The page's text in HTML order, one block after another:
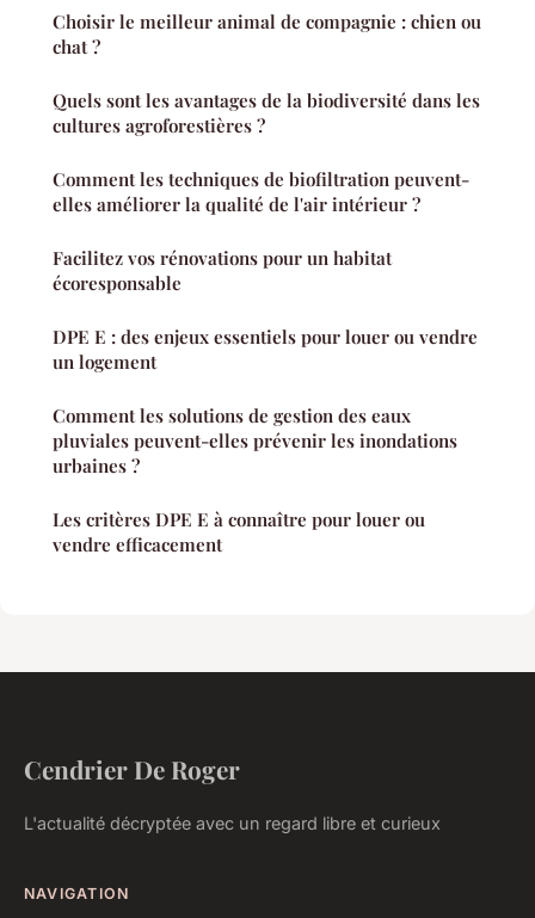
Choisir le meilleur animal de compagnie : chien ou
chat ?
Quels sont les avantages de la biodiversité dans les
cultures agroforestières ?
Comment les techniques de biofiltration peuvent-
elles améliorer la qualité de l'air intérieur ?
Facilitez vos rénovations pour un habitat
écoresponsable
DPE E : des enjeux essentiels pour louer ou vendre
un logement
Comment les solutions de gestion des eaux
pluviales peuvent-elles prévenir les inondations
urbaines ?
Les critères DPE E à connaître pour louer ou
vendre efficacement
Cendrier De Roger
L'actualité décryptée avec un regard libre et curieux
NAVIGATION